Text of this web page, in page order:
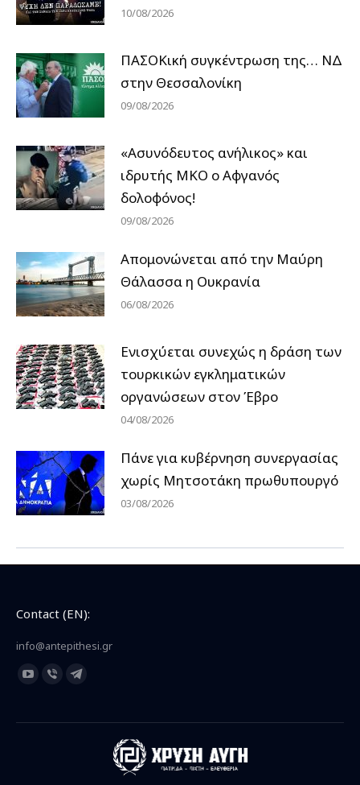
10/08/2026
ΠΑΣΟΚική συγκέντρωση της… ΝΔ
στην Θεσσαλονίκη
09/08/2026
«Ασυνόδευτος ανήλικος» και
ιδρυτής ΜΚΟ ο Αφγανός
δολοφόνος!
09/08/2026
Απομονώνεται από την Μαύρη
Θάλασσα η Ουκρανία
06/08/2026
Ενισχύεται συνεχώς η δράση των
τουρκικών εγκληματικών
οργανώσεων στον Έβρο
04/08/2026
Πάνε για κυβέρνηση συνεργασίας
χωρίς Μητσοτάκη πρωθυπουργό
03/08/2026
Contact (EN):
info@antepithesi.gr
Find us on:
YouTube
opens
Viber
opens
Telegram
opens